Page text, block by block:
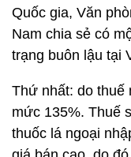
Quốc gia, Văn
Nam chia sẻ có
trạng buôn lậu tại
Thứ nhất: do thuế
mức 135%. Thuế
thuốc lá ngoại